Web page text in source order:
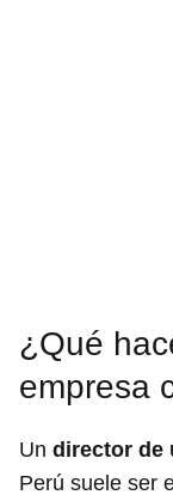
¿Qué
empresa
Un director de
Perú suele ser